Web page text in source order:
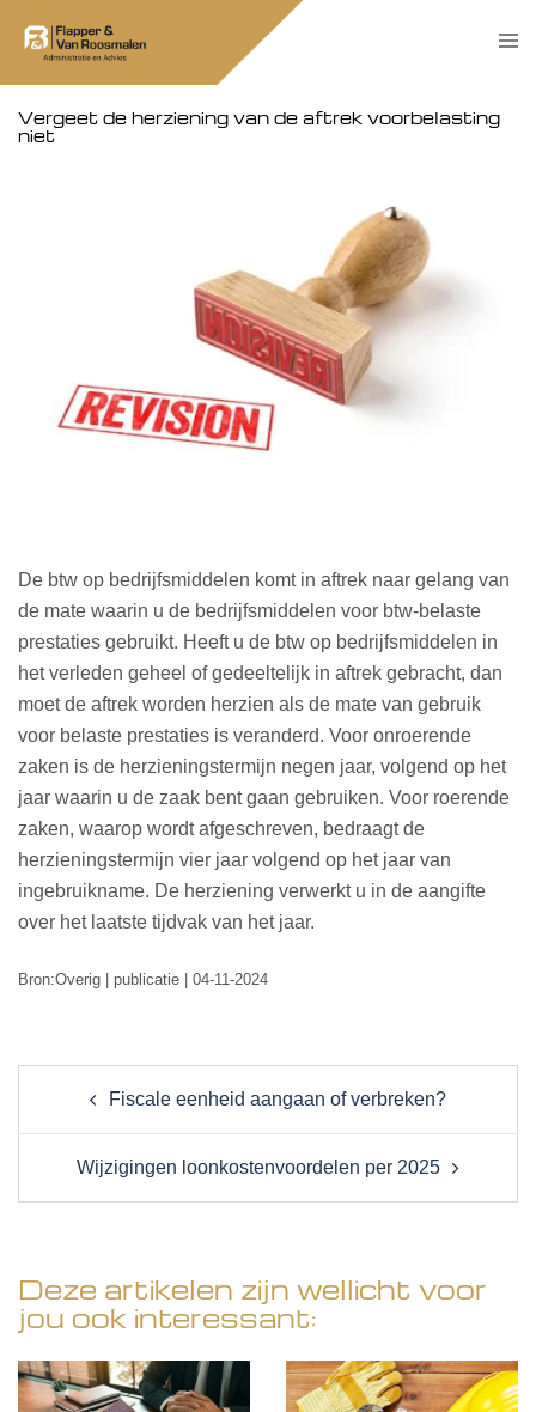
Vergeet de herziening van de aftrek voorbelasting
niet
De btw op bedrijfsmiddelen komt in aftrek naar gelang van
de mate waarin u de bedrijfsmiddelen voor btw-belaste
prestaties gebruikt. Heeft u de btw op bedrijfsmiddelen in
het verleden geheel of gedeeltelijk in aftrek gebracht, dan
moet de aftrek worden herzien als de mate van gebruik
voor belaste prestaties is veranderd. Voor onroerende
zaken is de herzieningstermijn negen jaar, volgend op het
jaar waarin u de zaak bent gaan gebruiken. Voor roerende
zaken, waarop wordt afgeschreven, bedraagt de
herzieningstermijn vier jaar volgend op het jaar van
ingebruikname. De herziening verwerkt u in de aangifte
over het laatste tijdvak van het jaar.
Bron:Overig | publicatie | 04-11-2024
navigation
Fiscale eenheid aangaan of verbreken?
Wijzigingen loonkostenvoordelen per 2025
Deze artikelen zijn wellicht voor
jou ook interessant: